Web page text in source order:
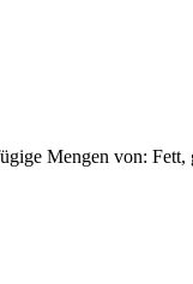
Mengen von: Fett,